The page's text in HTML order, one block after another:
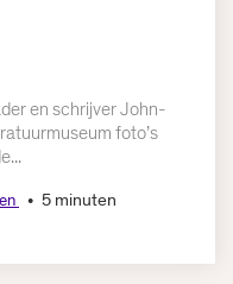
en schrijver John-
foto’s
5 minuten